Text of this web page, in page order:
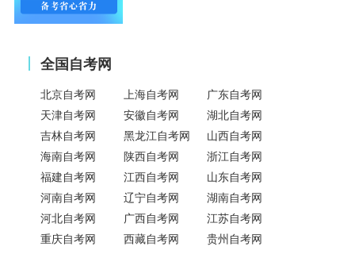
全国自考网
北京自考网 上海自考网
广东自考网
天津自考网
安徽自考网
湖北自考网
吉林自考网
黑龙江自考网
山西自考网
海南自考网
陕西自考网
浙江自考网
福建自考网
江西自考网
山东自考网
河南自考网
辽宁自考网
湖南自考网
河北自考网
广西自考网
江苏自考网
重庆自考网
西藏自考网
贵州自考网